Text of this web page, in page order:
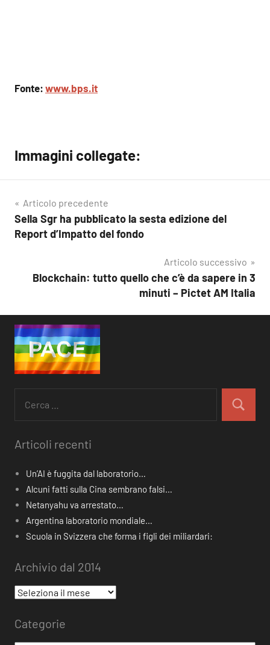
Fonte: www.bps.it
Immagini collegate:
Navigazione
articoli
Articolo precedente
Sella Sgr ha pubblicato la sesta edizione del
Report d’Impatto del fondo
Articolo successivo
Blockchain: tutto quello che c’è da sapere in 3
minuti – Pictet AM Italia
per:
Cerca
Articoli recenti
Un’AI è fuggita dal laboratorio…
Alcuni fatti sulla Cina sembrano falsi…
Netanyahu va arrestato…
Argentina laboratorio mondiale…
Scuola in Svizzera che forma i figli dei miliardari:
Archivio dal 2014
Archivio
2014
Categorie